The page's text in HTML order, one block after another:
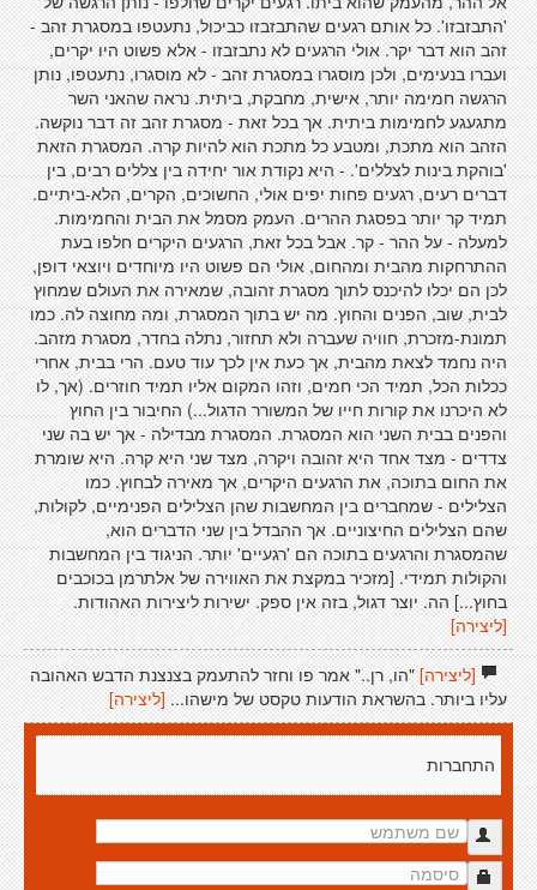
'התבזבזו'. כל אותם רגעים שהתבזבזו כביכול, נתעטפו במסגרת זהב -
זהב הוא דבר יקר. אולי הרגעים לא נתבזבזו - אלא פשוט היו יקרים,
ועברו בנעימים, ולכן מוסגרו במסגרת זהב - לא מוסגרו, נתעטפו, נותן
הרגשה חמימה יותר, אישית, מחבקת, ביתית. נראה שהאני השר
מתגעגע לחמימות ביתית. אך בכל זאת - מסגרת זהב זה דבר נוקשה.
הזהב הוא מתכת, ומטבע כל מתכת הוא להיות קרה. המסגרת הזאת
'בוהקת בינות לצללים'. - היא נקודת אור יחידה בין צללים רבים, בין
דברים רעים, רגעים פחות יפים אולי, החשוכים, הקרים, הלא-ביתיים.
תמיד קר יותר בפסגת ההרים. העמק מסמל את הבית והחמימות.
למעלה - על ההר - קר. אבל בכל זאת, הרגעים היקרים חלפו בעת
ההתרחקות מהבית ומהחום, אולי הם פשוט היו מיוחדים ויוצאי דופן,
לכן הם יכלו להיכנס לתוך מסגרת זהובה, שמאירה את העולם שמחוץ
לבית, שוב, הפנים והחוץ. מה יש בתוך המסגרת, ומה מחוצה לה. כמו
תמונת-מזכרת, חוויה שעברה ולא תחזור, נתלה בחדר, מסגרת מזהב.
היה נחמד לצאת מהבית, אך כעת אין לכך עוד טעם. הרי בבית, אחרי
ככלות הכל, תמיד הכי חמים, וזהו המקום אליו תמיד חוזרים. (אך, לו
לא היכרנו את קורות חייו של המשורר הדגול...) החיבור בין החוץ
והפנים בבית השני הוא המסגרת. המסגרת מבדילה - אך יש בה שני
צדדים - מצד אחד היא זהובה ויקרה, מצד שני היא קרה. היא שומרת
את החום בתוכה, את הרגעים היקרים, אך מאירה לבחוץ. כמו
הצלילים - שמחברים בין המחשבות שהן הצלילים הפנימיים, לקולות,
שהם הצלילים החיצוניים. אך ההבדל בין שני הדברים הוא,
שהמסגרת והרגעים בתוכה הם 'רגעיים' יותר. הניגוד בין המחשבות
והקולות תמידי. [מזכיר במקצת את האווירה של אלתרמן בכוכבים
בחוץ...] הה. יוצר דגול, בזה אין ספק. ישירות ליצירות האהודות.
[ליצירה]
[ליצירה]"הו, רן.." אמר פו וחזר להתעמק בצנצנת הדבש האהובה
עליו ביותר. בהשראת הודעות טקסט של מישהו... [ליצירה]
התחברות